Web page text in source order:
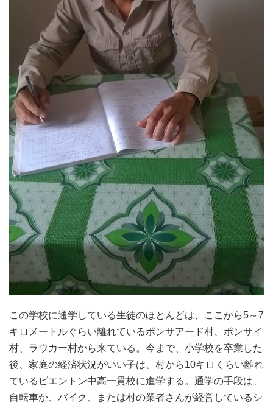
この学校に通学している生徒のほとんどは、ここから5～7
キロメートルぐらい離れているポンサアード村、ポンサイ
村、ラウカー村から来ている。今まで、小学校を卒業した
後、家庭の経済状況がいい子は、村から10キロくらい離れ
ているビエントン中高一貫校に進学する。通学の手段は、
自転車か、バイク、または村の業者さんが経営しているシ